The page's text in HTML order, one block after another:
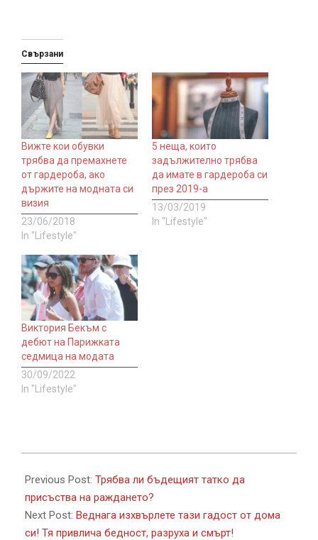
Свързани
Вижте кои обувки
трябва да премахнете
от гардероба, ако
държите на модната си
визия
23/06/2018
In "Lifestyle"
5 неща, които
задължително трябва
да имате в гардероба си
през 2019-а
13/03/2019
In "Lifestyle"
Виктория Бекъм с
дебют на Парижката
седмица на модата
30/09/2022
In "Lifestyle"
08-
16
Previous Post: Трябва ли бъдещият татко да
присъства на раждането?
Next Post: Веднага изхвърлете тази гадост от дома
си! Тя привлича бедност, разруха и смърт!